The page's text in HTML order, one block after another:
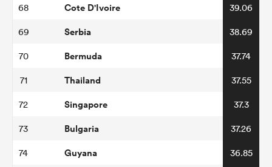
68 Cote D'Ivoire 39.06
69 Serbia 38.69
70 Bermuda 37.74
71 Thailand 37.55
72 Singapore 37.3
73 Bulgaria 37.26
74 Guyana 36.85